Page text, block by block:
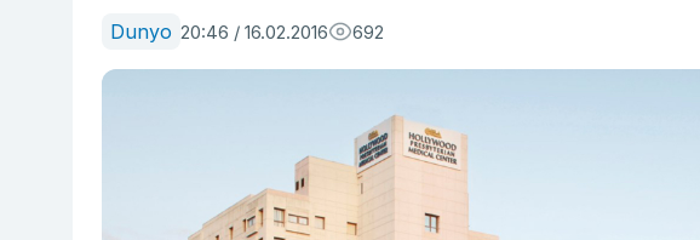
Dunyo 20:46 / 16.02.2016 692